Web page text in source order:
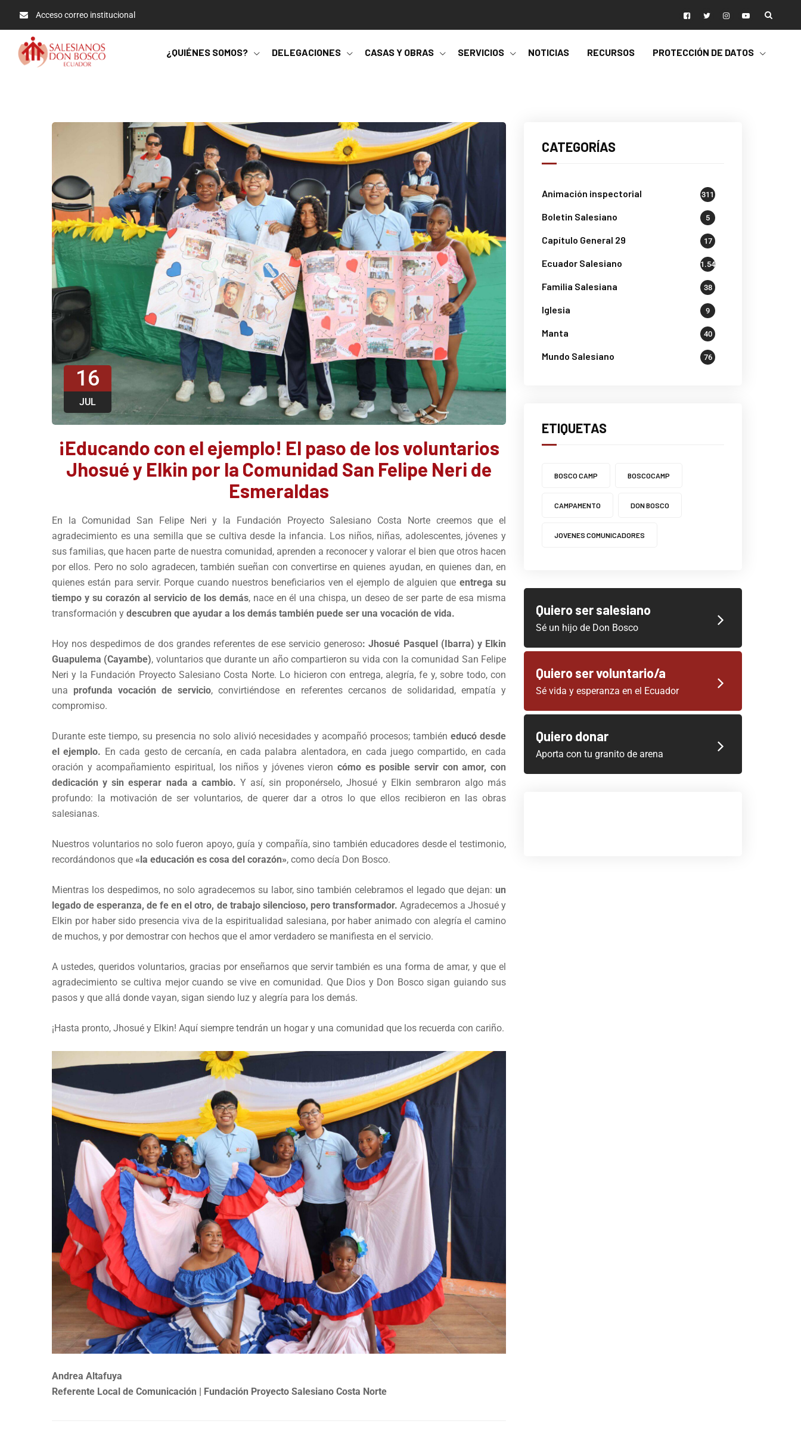
Acceso correo institucional
¿QUIÉNES SOMOS? DELEGACIONES CASAS Y OBRAS SERVICIOS NOTICIAS RECURSOS PROTECCIÓN DE DATOS
16
JUL
¡Educando con el ejemplo! El paso de los voluntarios
Jhosué y Elkin por la Comunidad San Felipe Neri de
Esmeraldas
En la Comunidad San Felipe Neri y la Fundación Proyecto Salesiano Costa Norte creemos que el
agradecimiento es una semilla que se cultiva desde la infancia. Los niños, niñas, adolescentes, jóvenes y
sus familias, que hacen parte de nuestra comunidad, aprenden a reconocer y valorar el bien que otros hacen
por ellos. Pero no solo agradecen, también sueñan con convertirse en quienes ayudan, en quienes dan, en
quienes están para servir. Porque cuando nuestros beneficiarios ven el ejemplo de alguien que entrega su
tiempo y su corazón al servicio de los demás, nace en él una chispa, un deseo de ser parte de esa misma
transformación y descubren que ayudar a los demás también puede ser una vocación de vida.
Hoy nos despedimos de dos grandes referentes de ese servicio generoso: Jhosué Pasquel (Ibarra) y Elkin
Guapulema (Cayambe), voluntarios que durante un año compartieron su vida con la comunidad San Felipe
Neri y la Fundación Proyecto Salesiano Costa Norte. Lo hicieron con entrega, alegría, fe y, sobre todo, con
una profunda vocación de servicio, convirtiéndose en referentes cercanos de solidaridad, empatía y
compromiso.
Durante este tiempo, su presencia no solo alivió necesidades y acompañó procesos; tambiéneducó desde
el ejemplo. En cada gesto de cercanía, en cada palabra alentadora, en cada juego compartido, en cada
oración y acompañamiento espiritual, los niños y jóvenes vieron cómo es posible servir con amor, con
dedicación y sin esperar nada a cambio. Y así, sin proponérselo, Jhosué y Elkin sembraron algo más
profundo: la motivación de ser voluntarios, de querer dar a otros lo que ellos recibieron en las obras
salesianas.
Nuestros voluntarios no solo fueron apoyo, guía y compañía, sino también educadores desde el testimonio,
recordándonos que «la educación es cosa del corazón», como decía Don Bosco.
Mientras los despedimos, no solo agradecemos su labor, sino también celebramos el legado que dejan: un
legado de esperanza, de fe en el otro, de trabajo silencioso, pero transformador. Agradecemos a Jhosué y
Elkin por haber sido presencia viva de la espiritualidad salesiana, por haber animado con alegría el camino
de muchos, y por demostrar con hechos que el amor verdadero se manifiesta en el servicio.
A ustedes, queridos voluntarios, gracias por enseñarnos que servir también es una forma de amar, y que el
agradecimiento se cultiva mejor cuando se vive en comunidad. Que Dios y Don Bosco sigan guiando sus
pasos y que allá donde vayan, sigan siendo luz y alegría para los demás.
¡Hasta pronto, Jhosué y Elkin! Aquí siempre tendrán un hogar y una comunidad que los recuerda con cariño.
Andrea Altafuya
Referente Local de Comunicación | Fundación Proyecto Salesiano Costa Norte
CATEGORÍAS
Animación inspectorial 311
Boletin Salesiano 5
Capítulo General 29 17
Ecuador Salesiano 1.541
Familia Salesiana 38
Iglesia 9
Manta 40
Mundo Salesiano 76
ETIQUETAS
BOSCO CAMP BOSCOCAMP
CAMPAMENTO DON BOSCO
JOVENES COMUNICADORES
Quiero ser salesiano
Sé un hijo de Don Bosco
Quiero ser voluntario/a
Sé vida y esperanza en el Ecuador
Quiero donar
Aporta con tu granito de arena